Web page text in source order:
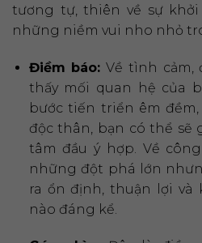
tương tự, thiên về sự
những niềm vui nho nhỏ
Điềm báo: Về tình cảm,
thấy mối quan hệ của
bước tiến triển êm
độc thân, bạn có thể sẽ
tâm đầu ý hợp. Về
những đột phá lớn
ra ổn định, thuận lợi và
nào đáng kể.